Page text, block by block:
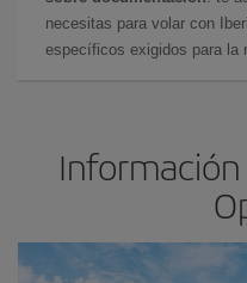
necesitas para volar con
específicos exigidos para la